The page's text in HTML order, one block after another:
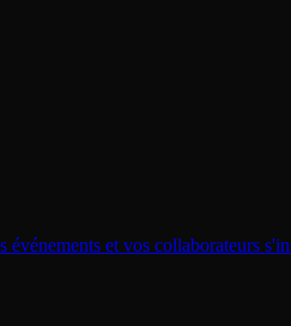
et vos collaborateurs